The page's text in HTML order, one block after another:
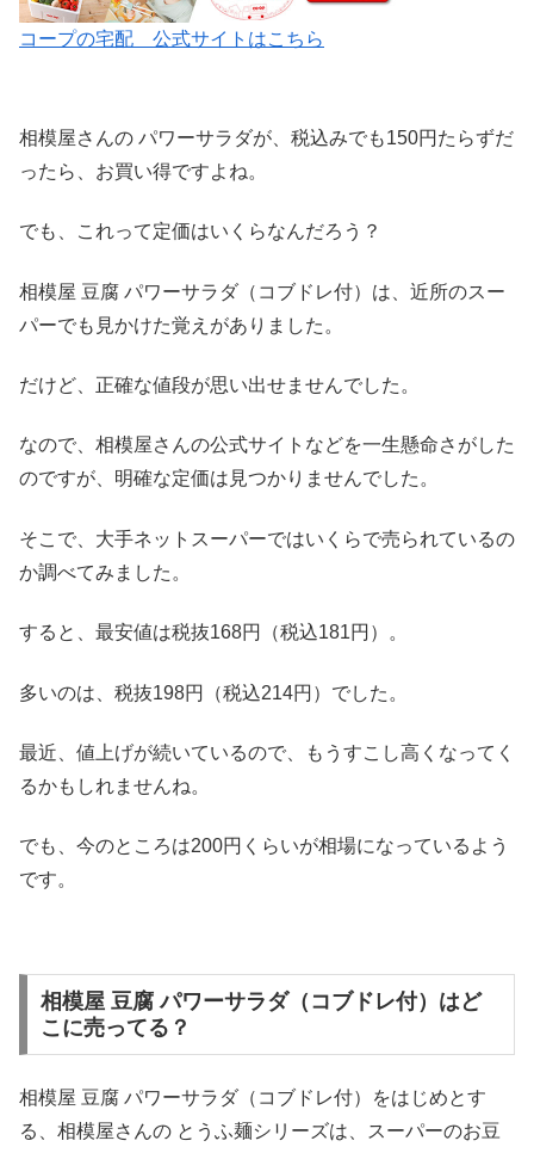
コープの宅配 公式サイトはこちら
相模屋さんの パワーサラダが、税込みでも150円たらずだ
ったら、お買い得ですよね。
でも、これって定価はいくらなんだろう？
相模屋 豆腐 パワーサラダ（コブドレ付）は、近所のスー
パーでも見かけた覚えがありました。
だけど、正確な値段が思い出せませんでした。
なので、相模屋さんの公式サイトなどを一生懸命さがした
のですが、明確な定価は見つかりませんでした。
そこで、大手ネットスーパーではいくらで売られているの
か調べてみました。
すると、最安値は税抜168円（税込181円）。
多いのは、税抜198円（税込214円）でした。
最近、値上げが続いているので、もうすこし高くなってく
るかもしれませんね。
でも、今のところは200円くらいが相場になっているよう
です。
相模屋 豆腐 パワーサラダ（コブドレ付）はど
こに売ってる？
相模屋 豆腐 パワーサラダ（コブドレ付）をはじめとす
る、相模屋さんの とうふ麺シリーズは、スーパーのお豆